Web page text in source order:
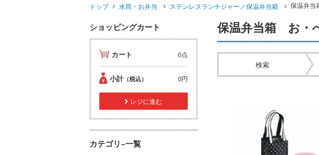
トップ 水筒・お弁当 ステンレスランチジャー／保温弁当箱 保温弁
保温弁当箱 お・
検索
ショッピングカート
カート 0点
小計 （税込） 0円
レジに進む
カテゴリ−一覧